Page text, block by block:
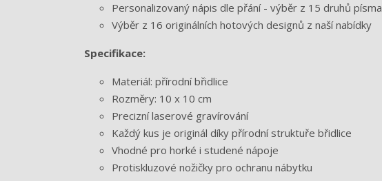
Personalizovaný nápis dle přání - výběr z 15 druhů písma
Výběr z 16 originálních hotových designů z naší nabídky
Specifikace:
Materiál: přírodní břidlice
Rozměry: 10 x 10 cm
Precizní laserové gravírování
Každý kus je originál díky přírodní struktuře břidlice
Vhodné pro horké i studené nápoje
Protiskluzové nožičky pro ochranu nábytku